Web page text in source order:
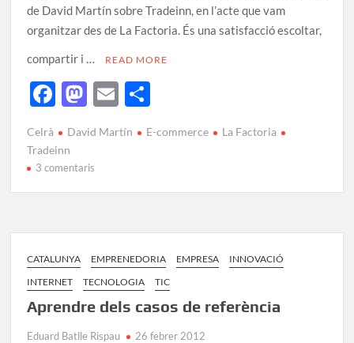
de David Martín sobre Tradeinn, en l’acte que vam
organitzar des de La Factoria. És una satisfacció escoltar,
compartir i …
READ MORE
F
e
b
o
M
to
d
o
E
ail m
ar
Celrà David Martín E-commerce
La Factoria
Tradeinn
3 comentaris
CATALUNYA EMPRENEDORIA EMPRESA
INNOVACIÓ
INTERNET
TECNOLOGIA TIC
Aprendre dels casos de referència
Eduard Batlle Rispau 26 febrer 2012